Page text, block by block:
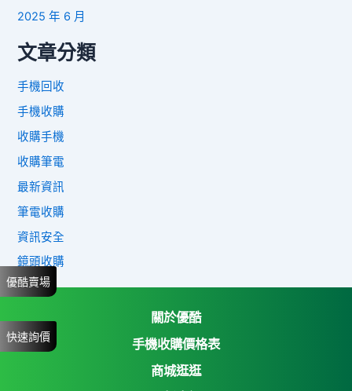
2025 年 6 月
文章分類
手機回收
手機收購
收購手機
收購筆電
最新資訊
筆電收購
資訊安全
鏡頭收購
關於優酷
手機收購價格表
商城逛逛
優酷賣場
快速詢價